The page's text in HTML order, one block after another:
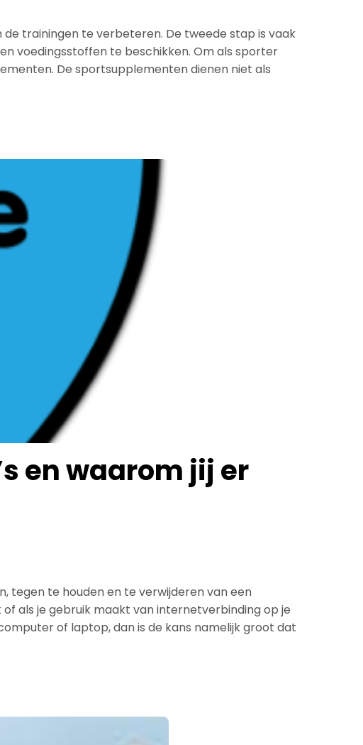
trainingen te verbeteren. De tweede stap is vaak
voedingsstoffen te beschikken. Om als sporter
De sportsupplementen dienen niet als
en waarom jij er
tegen te houden en te verwijderen van een
als je gebruik maakt van internetverbinding op je
of laptop, dan is de kans namelijk groot dat